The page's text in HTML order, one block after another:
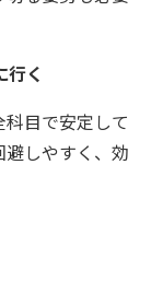
く
目で安定して
しやすく、効